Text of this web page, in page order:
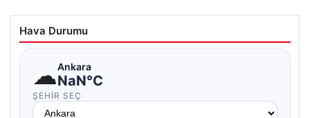
Hava Durumu
☁Ankara
NaN°C
ŞEHIR SEÇ